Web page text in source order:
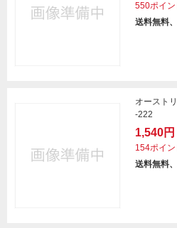
550ポイン
送料無料
オースト
-222
1,540円
154ポイン
送料無料